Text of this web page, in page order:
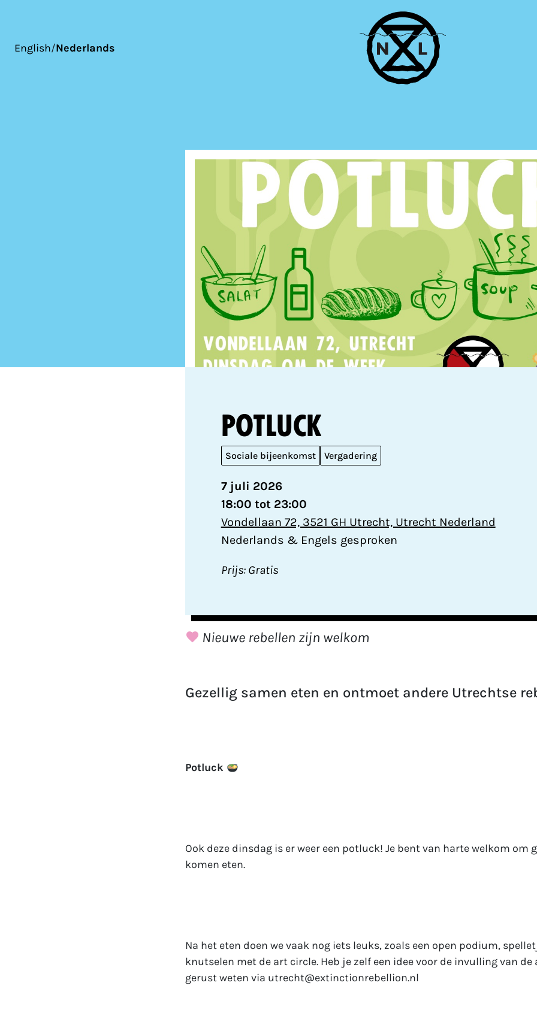
English/Nederlands
Potluck
Sociale bijeenkomst Vergadering
7 juli 2026
18:00 tot 23:00
Vondellaan 72, 3521 GH Utrecht, Utrecht Nederland
Nederlands & Engels gesproken
Prijs: Gratis
Nieuwe rebellen zijn welkom
Gezellig samen eten en ontmoet andere Utrechtse
Potluck
Ook deze dinsdag is er weer een potluck! Je bent van harte welkom om
komen eten.
Na het eten doen we vaak nog iets leuks, zoals een open podium,
knutselen met de art circle. Heb je zelf een idee voor de invulling van de
gerust weten via utrecht@extinctionrebellion.nl